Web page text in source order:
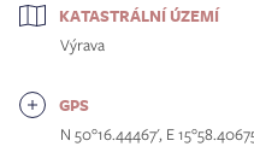
KATASTRÁLNÍ ÚZEMÍ
Výrava
GPS
N 50°16.44467', E